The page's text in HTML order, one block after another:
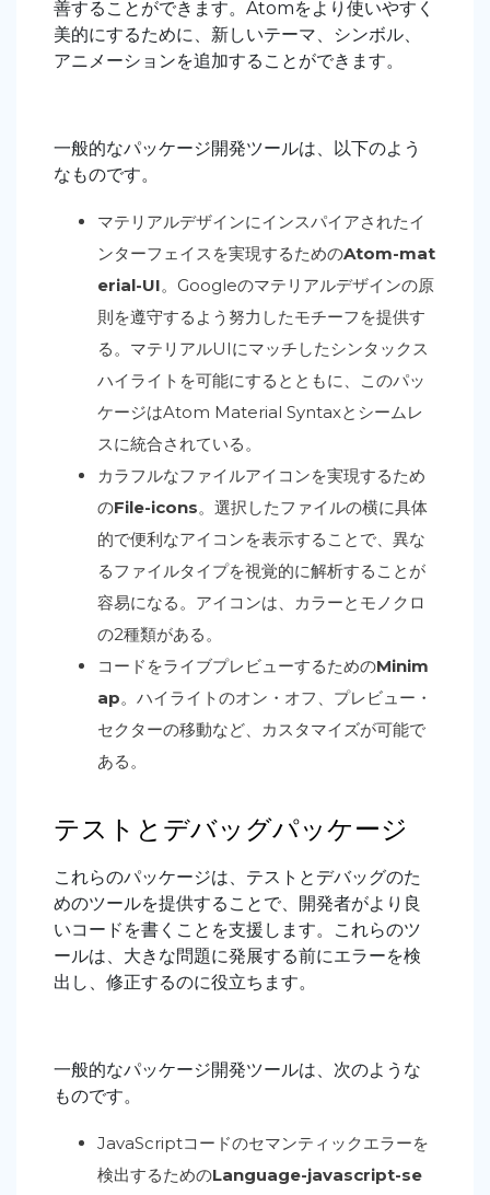
善することができます。Atomをより使いやすく
美的にするために、新しいテーマ、シンボル、
アニメーションを追加することができます。
一般的なパッケージ開発ツールは、以下のよう
なものです。
マテリアルデザインにインスパイアされたイ
ンターフェイスを実現するためのAtom-mat
erial-UI。Googleのマテリアルデザインの原
則を遵守するよう努力したモチーフを提供す
る。マテリアルUIにマッチしたシンタックス
ハイライトを可能にするとともに、このパッ
ケージはAtom Material Syntaxとシームレ
スに統合されている。
カラフルなファイルアイコンを実現するため
のFile-icons。選択したファイルの横に具体
的で便利なアイコンを表示することで、異な
るファイルタイプを視覚的に解析することが
容易になる。アイコンは、カラーとモノクロ
の2種類がある。
コードをライブプレビューするためのMinim
ap。ハイライトのオン・オフ、プレビュー・
セクターの移動など、カスタマイズが可能で
ある。
テストとデバッグパッケージ
これらのパッケージは、テストとデバッグのた
めのツールを提供することで、開発者がより良
いコードを書くことを支援します。これらのツ
ールは、大きな問題に発展する前にエラーを検
出し、修正するのに役立ちます。
一般的なパッケージ開発ツールは、次のような
ものです。
JavaScriptコードのセマンティックエラーを
検出するためのLanguage-javascript-se